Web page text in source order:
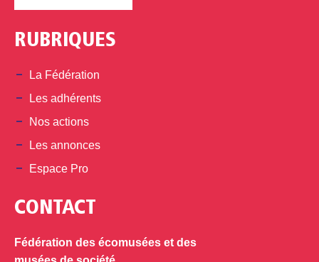
RUBRIQUES
La Fédération
Les adhérents
Nos actions
Les annonces
Espace Pro
CONTACT
Fédération des écomusées et des